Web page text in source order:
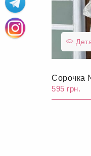
Сорочка
595 грн.